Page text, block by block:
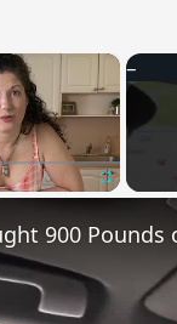
×
900 Pounds